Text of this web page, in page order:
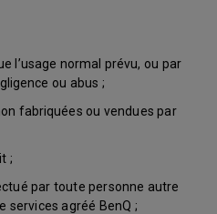
l’usage normal prévu, ou par
ou abus ;
fabriquées ou vendues par
;
par toute personne autre
services agréé BenQ ;